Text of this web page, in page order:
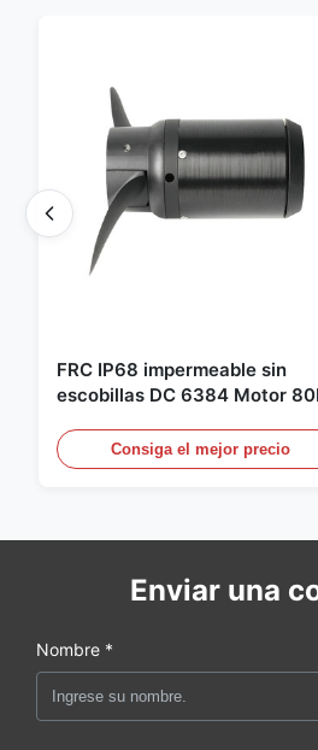
FRC IP68 impermeable sin
escobillas DC 6384 Motor
surf propulsor submarino hidro
Consiga el mejor precio
Enviar una
Nombre *